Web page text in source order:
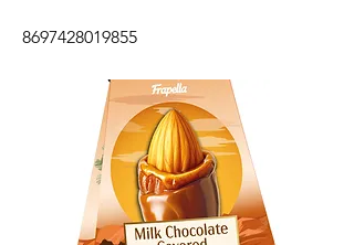
8697428019855